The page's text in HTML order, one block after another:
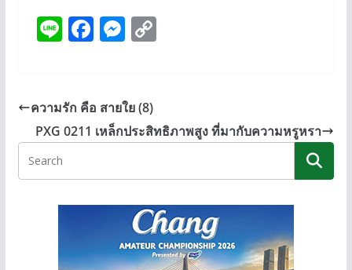
Li F
b
o
o
k
M
e
n
g
er
C
Li
n
k
ความรัก คือ สายใย (8)
PXG 0211 เหล็กประสิทธิภาพสูง ที่มากับความหรูหรา